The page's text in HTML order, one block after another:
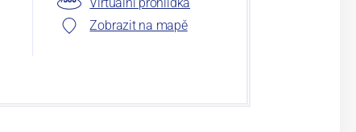
Zobrazit na mapě